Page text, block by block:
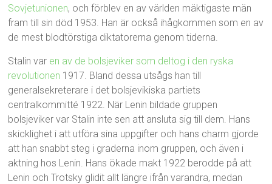
Sovjetunionen, och förblev en av världen mäktigaste män
fram till sin död 1953. Han är också ihågkommen som en av
de mest blodtörstiga diktatorerna genom tiderna.
Stalin var en av de bolsjeviker som deltog i den ryska
revolutionen 1917. Bland dessa utsågs han till
generalsekreterare i det bolsjevikiska partiets
centralkommitté 1922. När Lenin bildade gruppen
bolsjeviker var Stalin inte sen att ansluta sig till dem. Hans
skicklighet i att utföra sina uppgifter och hans charm gjorde
att han snabbt steg i graderna inom gruppen, och även i
aktning hos Lenin. Hans ökade makt 1922 berodde på att
Lenin och Trotsky glidit allt längre ifrån varandra, medan